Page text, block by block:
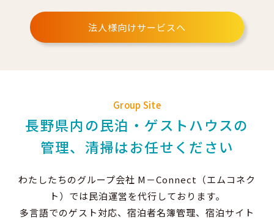
法人様向けサービスへ
Group Site
長野県内の民泊・ゲストハウスの
管理、清掃はお任せください
わたしたちのグループ会社 M－Connect（エムコネク
ト）では民泊運営を代行しております。
多言語でのゲスト対応、宿泊者名簿管理、宿泊サイト